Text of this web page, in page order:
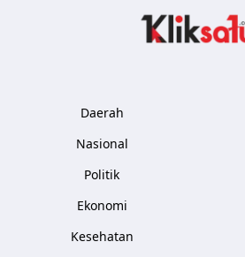
Daerah
Nasional
Politik
Ekonomi
Kesehatan